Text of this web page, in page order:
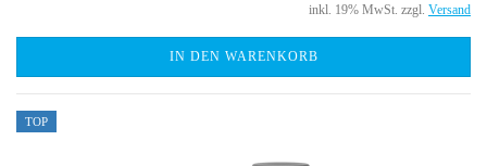
inkl. 19% MwSt. zzgl. Versand
IN DEN WARENKORB
TOP